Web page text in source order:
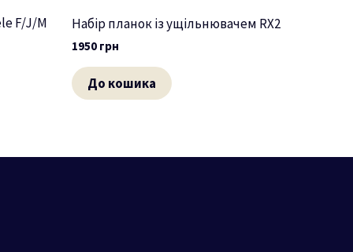
F/J/M Набір планок із ущільнювачем RX2
1950 грн
До кошика